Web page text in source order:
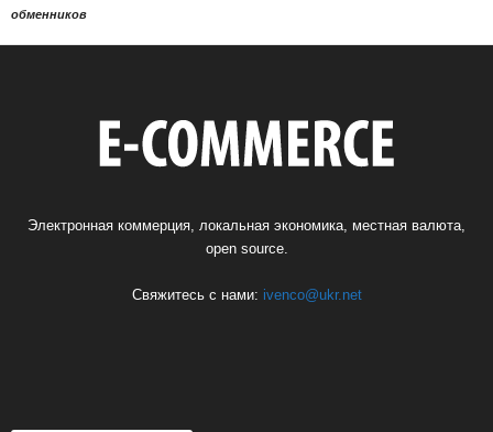
обменников
Электронная коммерция, локальная экономика, местная валюта,
open source.
Свяжитесь с нами: ivenco@ukr.net